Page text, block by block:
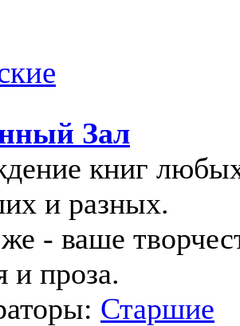
Зал
книг
и разных.
- ваше
и проза.
Старшие